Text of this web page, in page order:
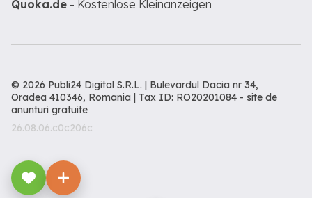
Quoka.de - Kostenlose Kleinanzeigen
© 2026 Publi24 Digital S.R.L. | Bulevardul Dacia nr 34,
Oradea 410346, Romania | Tax ID: RO20201084 - site de
anunturi gratuite
26.08.06.c0c206c